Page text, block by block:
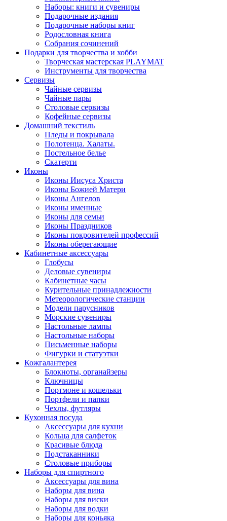
Наборы: книги и сувениры
Подарочные издания
Подарочные наборы книг
Родословная книга
Собрания сочинений
Подарки для творчества и хобби
Творческая мастерская PLAYMAT
Инструменты для творчества
Cервизы
Чайные сервизы
Чайные пары
Столовые сервизы
Кофейные сервизы
Домашний текстиль
Пледы и покрывала
Полотенца. Халаты.
Постельное белье
Скатерти
Иконы
Иконы Иисуса Христа
Иконы Божией Матери
Иконы Ангелов
Иконы именные
Иконы для семьи
Иконы Праздников
Иконы покровителей профессий
Иконы оберегающие
Кабинетные аксессуары
Глобусы
Деловые сувениры
Кабинетные часы
Курительные принадлежности
Метеорологические станции
Модели парусников
Морские сувениры
Настольные лампы
Настольные наборы
Письменные наборы
Фигурки и статуэтки
Кожгалантерея
Блокноты, органайзеры
Ключницы
Портмоне и кошельки
Портфели и папки
Чехлы, футляры
Кухонная посуда
Аксессуары для кухни
Кольца для салфеток
Красивые блюда
Подстаканники
Столовые приборы
Наборы для спиртного
Аксессуары для вина
Наборы для вина
Наборы для виски
Наборы для водки
Наборы для коньяка